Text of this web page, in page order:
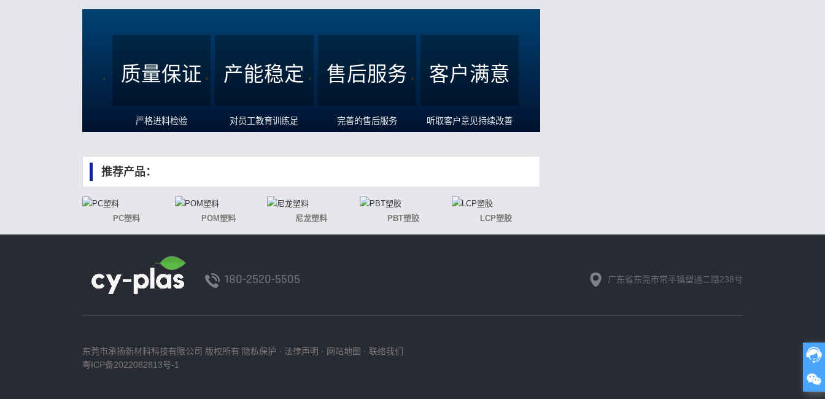
质量保证
严格进料检验
产能稳定
对员工教育训练足
售后服务
完善的售后服务
客户满意
听取客户意见持续改善
推荐产品：
PC塑料 POM塑料 尼龙塑料 PBT塑胶 LCP塑胶
180-2520-5505 广东省东莞市常平镇塑通二路238号
东莞市承扬新材料科技有限公司 版权所有 隐私保护 · 法律声明 · 网站地图 ·联络我们
粤ICP备2022082813号-1